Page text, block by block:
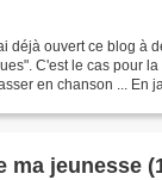
déjà ouvert ce blog à
C'est le cas pour
en chanson ... En
ma jeunesse